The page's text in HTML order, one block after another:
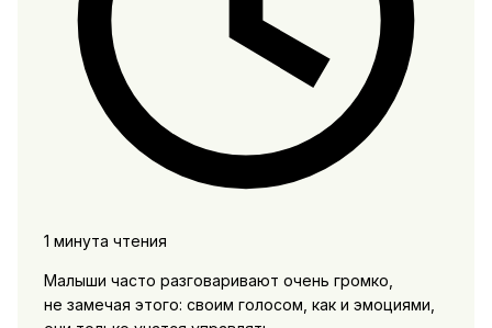
1 минута чтения
Малыши часто разговаривают очень громко,
не замечая этого: своим голосом, как и эмоциями,